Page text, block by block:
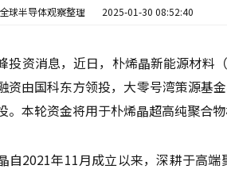
球半导体观察整理 2025-01-30 08:52:40
投资消息，近日，朴烯晶新能源材料
资由国科东方领投，大零号湾策源基
。本轮资金将用于朴烯晶超高纯聚合
自2021年11月成立以来，深耕于高